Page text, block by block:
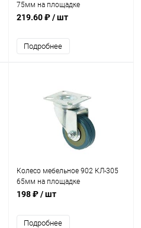
75мм на площадке
219.60 ₽/ шт
Подробнее
Колесо мебельное 902 КЛ-305
65мм на площадке
198 ₽/ шт
Подробнее